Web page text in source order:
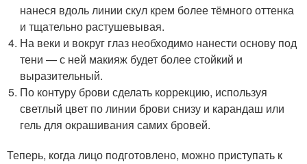
нанеся вдоль линии скул крем более тёмного оттенка
и тщательно растушевывая.
На веки и вокруг глаз необходимо нанести основу под
тени — с ней макияж будет более стойкий и
выразительный.
По контуру брови сделать коррекцию, используя
светлый цвет по линии брови снизу и карандаш или
гель для окрашивания самих бровей.
Теперь, когда лицо подготовлено, можно приступать к